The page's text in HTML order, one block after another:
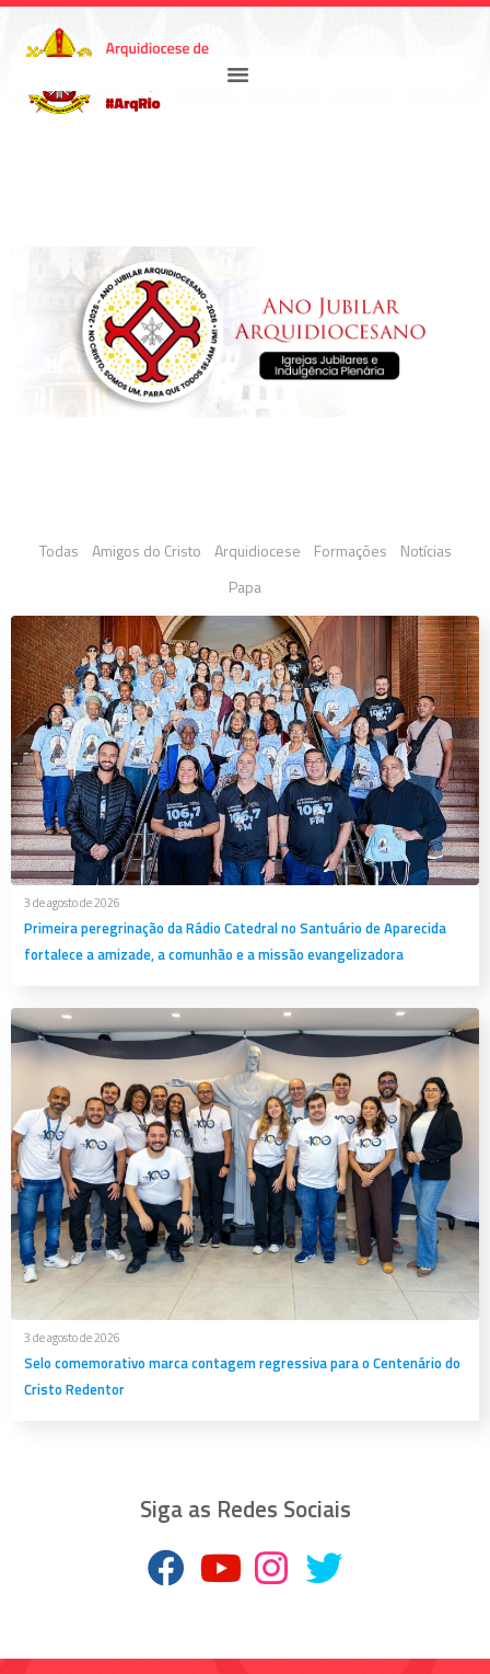
Todas Amigos do Cristo Arquidiocese Formações
Notícias
Papa
3 de agosto de 2026
Primeira peregrinação da Rádio Catedral no Santuário de Aparecida
fortalece a amizade, a comunhão e a missão evangelizadora
3 de agosto de 2026
Selo comemorativo marca contagem regressiva para o Centenário do
Cristo Redentor
Siga as Redes Sociais